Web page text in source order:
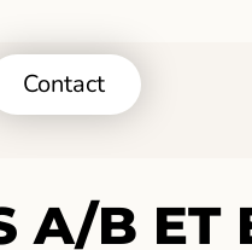
Contact
A/B ET